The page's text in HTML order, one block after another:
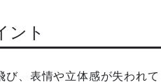
ント
、表情や立体感が失われて